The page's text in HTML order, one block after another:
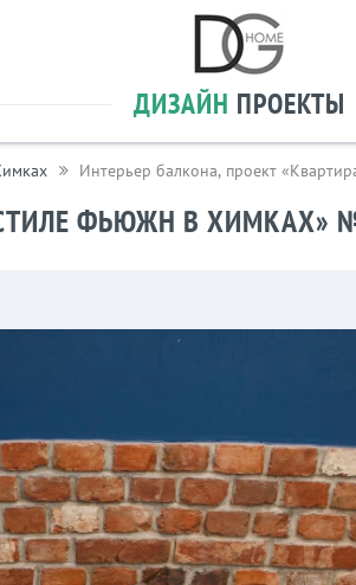
ДИЗАЙН ПРОЕКТЫ
Интерьер балкона, проект
ФЬЮЖН В ХИМКАХ»